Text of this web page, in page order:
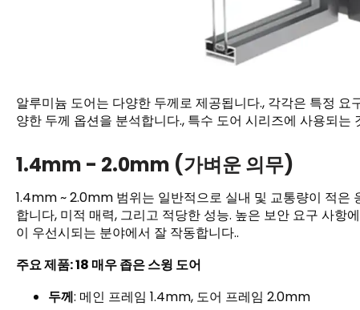
알루미늄 도어는 다양한 두께로 제공됩니다., 각각은 특정
양한 두께 옵션을 분석합니다., 특수 도어 시리즈에 사용되는
1.4mm - 2.0mm (가벼운 의무)
1.4mm ~ 2.0mm 범위는 일반적으로 실내 및 교통량이 적은
합니다, 미적 매력, 그리고 적당한 성능. 높은 보안 요구 사항
이 우선시되는 분야에서 잘 작동합니다..
주요 제품: 18 매우 좁은 스윙 도어
두께: 메인 프레임 1.4mm, 도어 프레임 2.0mm